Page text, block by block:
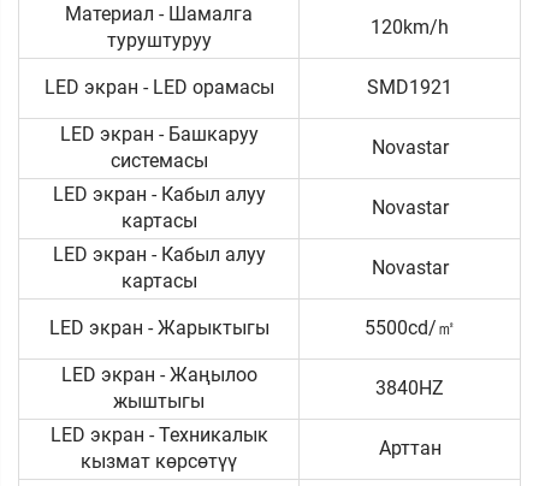
Материал - Шамалга
туруштуруу
120km/h
LED экран - LED орамасы SMD1921
LED экран - Башкаруу
системасы
Novastar
LED экран - Кабыл алуу
картасы
Novastar
LED экран - Кабыл алуу
картасы
Novastar
LED экран - Жарыктыгы 5500cd/㎡
LED экран - Жаңылоо
жыштыгы
3840HZ
LED экран - Техникалык
кызмат көрсөтүү
Арттан